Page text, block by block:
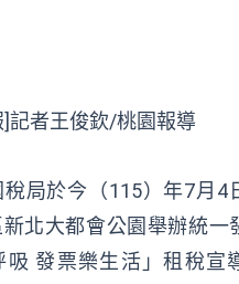
]記者王俊欽/桃園報導
局於今（115）年7月4
北大都會公園舉辦統一
吸 發票樂生活」租稅宣